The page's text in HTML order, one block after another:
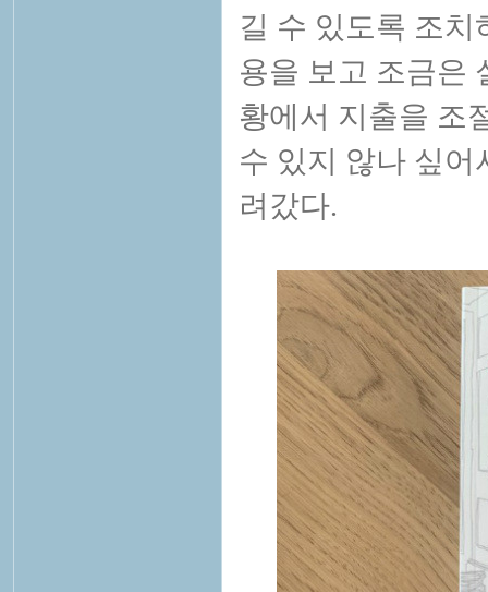
길 수 있도록 조
용을 보고 조금은
황에서 지출을 조
수 있지 않나 싶
려갔다.